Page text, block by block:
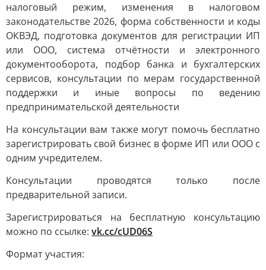
налоговый режим, изменения в налоговом
законодательстве 2026, форма собственности и коды
ОКВЭД, подготовка документов для регистрации ИП
или ООО, система отчётности и электронного
документооборота, подбор банка и бухгалтерских
сервисов, консультации по мерам государственной
поддержки и иные вопросы по ведению
предпринимательской деятельности
На консультации вам также могут помочь бесплатно
зарегистрировать свой бизнес в форме ИП или ООО с
одним учредителем.
Консультации проводятся только после
предварительной записи.
Зарегистрироваться на бесплатную консультацию
можно по ссылке: vk.cc/cUD06S
Формат участия: